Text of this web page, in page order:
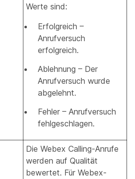
Werte sind:
Erfolgreich –
Anrufversuch
erfolgreich.
Ablehnung – Der
Anrufversuch wurde
abgelehnt.
Fehler – Anrufversuch
fehlgeschlagen.
Die Webex Calling-Anrufe
werden auf Qualität
bewertet. Für Webex-